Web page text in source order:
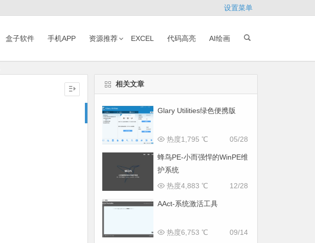
设置菜单
盒子软件 手机APP 资源推荐 EXCEL 代码高亮 AI绘画
相关文章
Glary Utilities绿色便携版
05/28
热度1,795 ℃
蜂鸟PE-小而强悍的WinPE维
护系统
12/28
热度4,883 ℃
AAct-系统激活工具
09/14
热度6,753 ℃